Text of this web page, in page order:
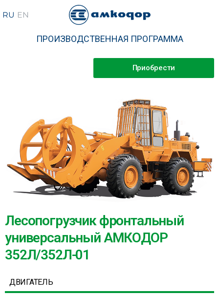
ПРОИЗВОДСТВЕННАЯ ПРОГРАММА
Приобрести
Лесопогрузчик фронтальный
универсальный АМКОДОР
352Л/352Л-01
ДВИГАТЕЛЬ